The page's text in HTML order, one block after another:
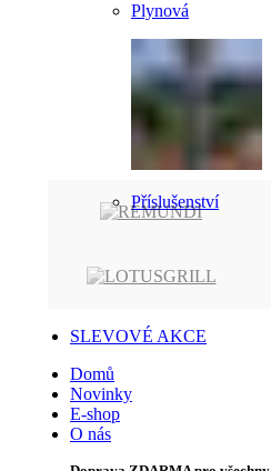
Plynová
Příslušenství
SLEVOVÉ AKCE
Domů
Novinky
E-shop
O nás